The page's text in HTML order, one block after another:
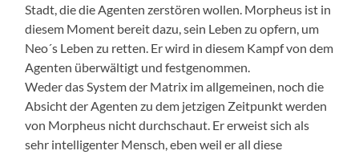
Stadt, die die Agenten zerstören wollen. Morpheus ist in
diesem Moment bereit dazu, sein Leben zu opfern, um
Neo´s Leben zu retten. Er wird in diesem Kampf von dem
Agenten überwältigt und festgenommen.
Weder das System der Matrix im allgemeinen, noch die
Absicht der Agenten zu dem jetzigen Zeitpunkt werden
von Morpheus nicht durchschaut. Er erweist sich als
sehr intelligenter Mensch, eben weil er all diese